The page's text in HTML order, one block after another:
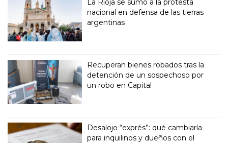
La Rioja se sumó a la protesta
nacional en defensa de las tierras
argentinas
Recuperan bienes robados tras la
detención de un sospechoso por
un robo en Capital
Desalojo “exprés”: qué cambiaría
para inquilinos y dueños con el